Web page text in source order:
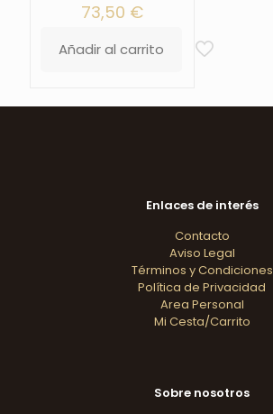
73,50 €
Añadir al carrito
Enlaces de interés
Contacto
Aviso Legal
Términos y Condiciones
Política de Privacidad
Area Personal
Mi Cesta/Carrito
Sobre nosotros